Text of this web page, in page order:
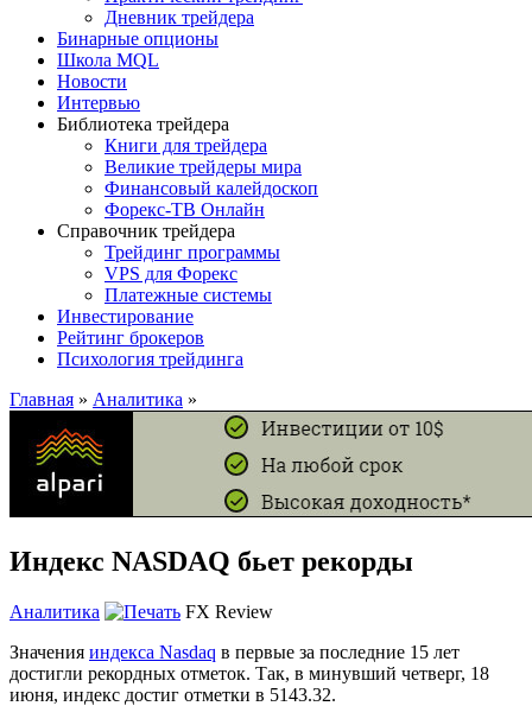
Дневник трейдера
Бинарные опционы
Школа MQL
Новости
Интервью
Библиотека трейдера
Книги для трейдера
Великие трейдеры мира
Финансовый калейдоскоп
Форекс-ТВ Онлайн
Справочник трейдера
Трейдинг программы
VPS для Форекс
Платежные системы
Инвестирование
Рейтинг брокеров
Психология трейдинга
Главная » Аналитика »
Индекс NASDAQ бьет рекорды
Аналитика
FX Review
Значения индекса Nasdaq в первые за последние 15 лет
достигли рекордных отметок. Так, в минувший четверг, 18
июня, индекс достиг отметки в 5143.32.